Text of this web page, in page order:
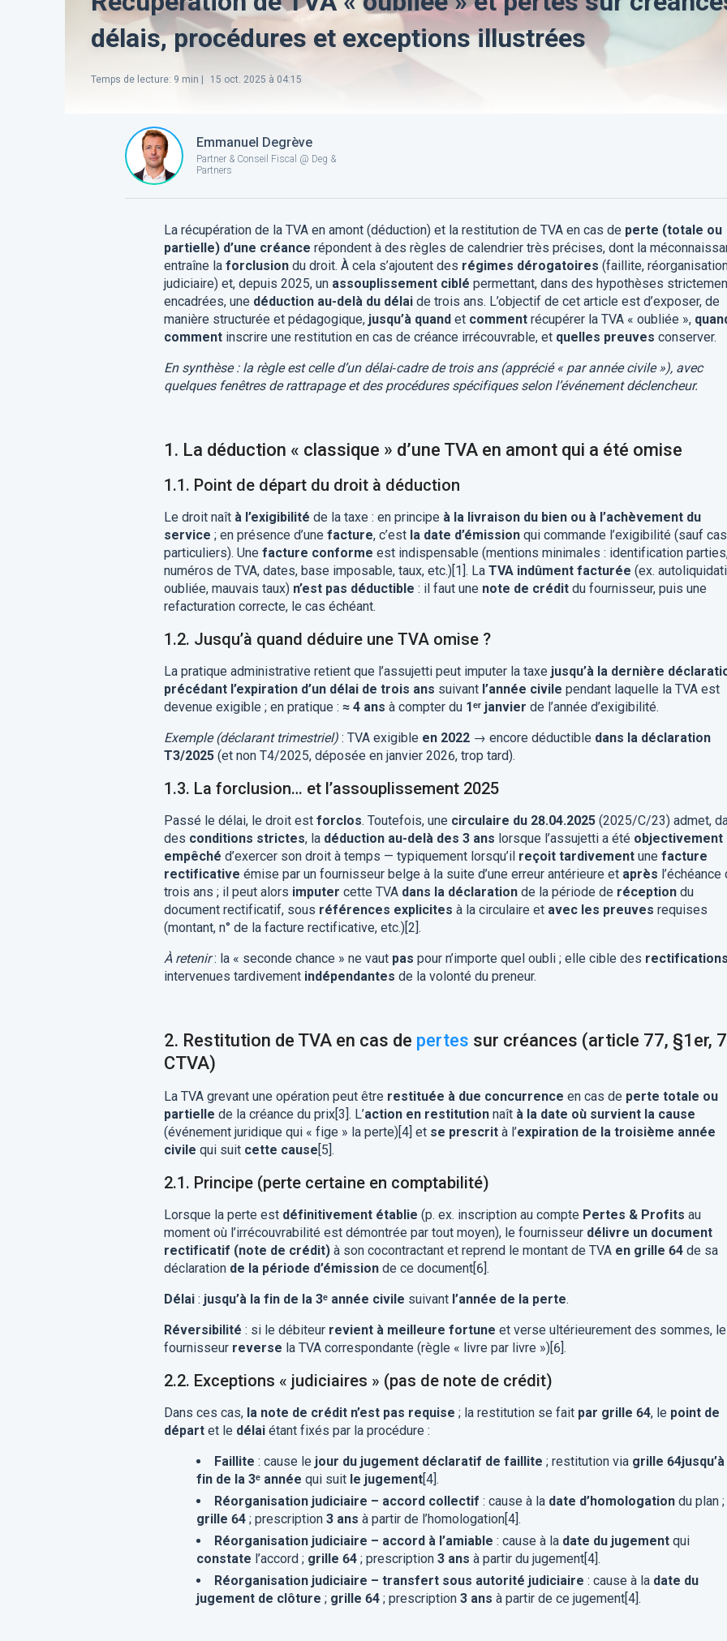
délais, procédures et exceptions illustrées
Temps de lecture: 9 min | 15 oct. 2025 à 04:15
Emmanuel Degrève
Partner & Conseil Fiscal @ Deg &
Partners
La récupération de la TVA en amont (déduction) et la restitution de TVA en cas de perte (totale ou
partielle) d’une créance répondent à des règles de calendrier très précises, dont la
entraîne la forclusiondu droit. À cela s’ajoutent des régimes dérogatoires (faillite,
judiciaire) et, depuis 2025, un assouplissement ciblé permettant, dans des hypothèses
encadrées, une déduction au-delà du délaide trois ans. L’objectif de cet article est d’exposer, de
manière structurée et pédagogique, jusqu’à quandet commentrécupérer la TVA « oubliée »,
commentinscrire une restitution en cas de créance irrécouvrable, et quelles preuves conserver.
En synthèse : la règle est celle d’un délai‐cadre de trois ans (apprécié « par année civile »), avec
quelques fenêtres de rattrapage et des procédures spécifiques selon l’événement déclencheur.
1. La déduction « classique » d’une TVA en amont qui a été omise
1.1. Point de départ du droit à déduction
Le droit naît à l’exigibilité de la taxe : en principe à la livraison du bien ou à l’achèvement du
service ; en présence d’une facture, c’est la date d’émissionqui commande l’exigibilité (sauf cas
particuliers). Une facture conforme est indispensable (mentions minimales : identification
numéros de TVA, dates, base imposable, taux, etc.)[1]. La TVA indûment facturée (ex.
oubliée, mauvais taux) n’est pas déductible : il faut une note de créditdu fournisseur, puis une
refacturation correcte, le cas échéant.
1.2. Jusqu’à quand déduire une TVA omise ?
La pratique administrative retient que l’assujetti peut imputer la taxe jusqu’à la dernière
précédant l’expiration d’un délai de trois ans suivant l’année civile pendant laquelle la TVA est
devenue exigible ; en pratique : ≈ 4 ans à compter du 1ᵉʳ janvier de l’année d’exigibilité.
Exemple (déclarant trimestriel): TVA exigible en 2022→ encore déductible dans la déclaration
T3/2025(et non T4/2025, déposée en janvier 2026, trop tard).
1.3. La forclusion… et l’assouplissement 2025
Passé le délai, le droit est forclos. Toutefois, une circulaire du 28.04.2025(2025/C/23) admet,
des conditions strictes, la déduction au-delà des 3 ans lorsque l’assujetti a été objectivement
empêché d’exercer son droit à temps — typiquement lorsqu’il reçoit tardivementune facture
rectificative émise par un fournisseur belge à la suite d’une erreur antérieure et après l’échéance
trois ans ; il peut alors imputer cette TVA dans la déclarationde la période de réceptiondu
document rectificatif, sous références explicites à la circulaire et avec les preuves requises
(montant, n° de la facture rectificative, etc.)[2].
À retenir: la « seconde chance » ne vaut pas pour n’importe quel oubli ; elle cible des rectifications
intervenues tardivement indépendantes de la volonté du preneur.
2. Restitution de TVA en cas de pertes sur créances (article 77, §1er,
CTVA)
La TVA grevant une opération peut être restituée à due concurrence en cas de perte totale ou
partielle de la créance du prix[3]. L’action en restitutionnaît à la date où survient la cause
(événement juridique qui « fige » la perte)[4] et se prescrità l’expiration de la troisième année
civile qui suit cette cause[5].
2.1. Principe (perte certaine en comptabilité)
Lorsque la perte est définitivement établie (p. ex. inscription au compte Pertes & Profits au
moment où l’irrécouvrabilité est démontrée par tout moyen), le fournisseur délivre un document
rectificatif (note de crédit)à son cocontractant et reprend le montant de TVA en grille 64de sa
déclaration de la période d’émissionde ce document[6].
Délai: jusqu’à la fin de la 3ᵉ année civile suivant l’année de la perte.
Réversibilité : si le débiteur revient à meilleure fortune et verse ultérieurement des sommes, le
fournisseur reverse la TVA correspondante (règle « livre par livre »)[6].
2.2. Exceptions « judiciaires » (pas de note de crédit)
Dans ces cas, la note de crédit n’est pas requise ; la restitution se fait par grille 64, le point de
départet le délaiétant fixés par la procédure :
Faillite : cause le jour du jugement déclaratif de faillite ; restitution via grille 64
fin de la 3ᵉ année qui suit le jugement[4].
Réorganisation judiciaire – accord collectif : cause à la date d’homologationdu plan ;
grille 64; prescription 3 ans à partir de l’homologation[4].
Réorganisation judiciaire – accord à l’amiable : cause à la date du jugementqui
constate l’accord ; grille 64; prescription 3 ans à partir du jugement[4].
Réorganisation judiciaire – transfert sous autorité judiciaire : cause à la date du
jugement de clôture ; grille 64; prescription 3 ans à partir de ce jugement[4].